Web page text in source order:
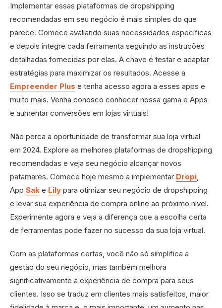
Implementar essas plataformas de dropshipping
recomendadas em seu negócio é mais simples do que
parece. Comece avaliando suas necessidades específicas
e depois integre cada ferramenta seguindo as instruções
detalhadas fornecidas por elas. A chave é testar e adaptar
estratégias para maximizar os resultados. Acesse a
Empreender Plus e tenha acesso agora a esses apps e
muito mais. Venha conosco conhecer nossa gama e Apps
e aumentar conversões em lojas virtuais!
Não perca a oportunidade de transformar sua loja virtual
em 2024. Explore as melhores plataformas de dropshipping
recomendadas e veja seu negócio alcançar novos
patamares. Comece hoje mesmo a implementar Dropi
App Sak e Lily para otimizar seu negócio de dropshipping
e levar sua experiência de compra online ao próximo nível.
Experimente agora e veja a diferença que a escolha certa
de ferramentas pode fazer no sucesso da sua loja virtual.
Com as plataformas certas, você não só simplifica a
gestão do seu negócio, mas também melhora
significativamente a experiência de compra para seus
clientes. Isso se traduz em clientes mais satisfeitos, maior